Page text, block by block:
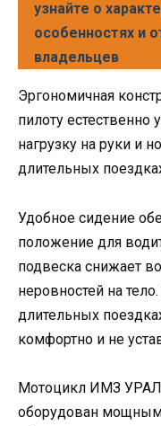
узнайте о
особенностях и
владельцев
Эргономичная
пилоту
нагрузку на руки и
длительных
Удобное сидение
положение для
подвеска снижает
неровностей на
длительных
комфортно и не
Мотоцикл ИМЗ
оборудован